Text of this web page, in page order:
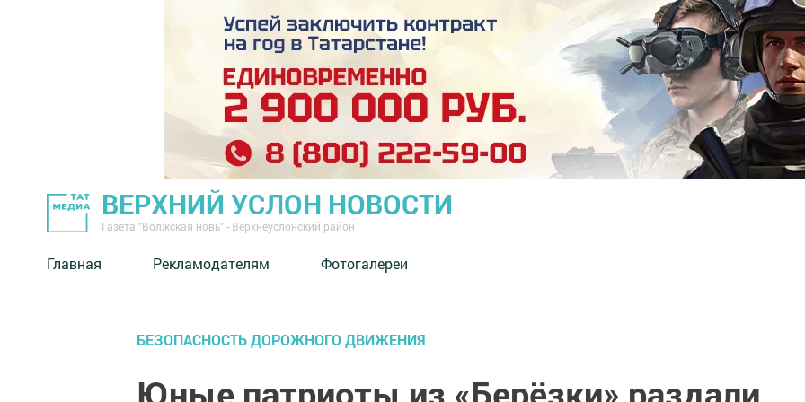
ВЕРХНИЙ УСЛОН НОВОСТИ
Газета "Волжская новь" - Верхнеуслонский район
Главная Рекламодателям Фотогалереи
БЕЗОПАСНОСТЬ ДОРОЖНОГО ДВИЖЕНИЯ
Юные патриоты из «Берёзки» раздали